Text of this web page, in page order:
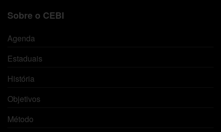
Sobre o CEBI
Agenda
Estaduais
História
Objetivos
Método